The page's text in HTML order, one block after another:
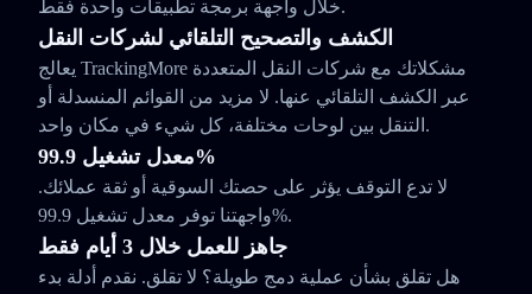
خلال واجهة برمجة تطبيقات واحدة فقط.
الكشف والتصحيح التلقائي لشركات النقل
يعالج TrackingMore مشكلاتك مع شركات النقل المتعددة
عبر الكشف التلقائي عنها. لا مزيد من القوائم المنسدلة أو
التنقل بين لوحات مختلفة، كل شيء في مكان واحد.
معدل تشغيل 99.9%
لا تدع التوقف يؤثر على حصتك السوقية أو ثقة عملائك.
واجهتنا توفر معدل تشغيل 99.9%.
جاهز للعمل خلال 3 أيام فقط
هل تقلق بشأن عملية دمج طويلة؟ لا تقلق. نقدم أدلة بدء